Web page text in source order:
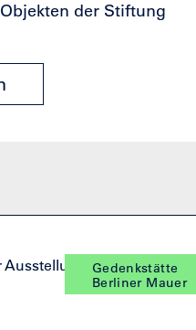
der Stiftung
Gedenkstätte
Berliner Mauer